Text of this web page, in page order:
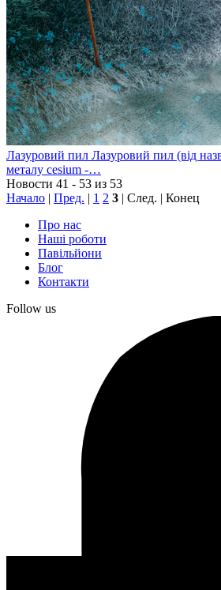
Лазуровий пил Лазуровий пил (від
металу cesium -…
Новости 41 - 53 из 53
Начало | Пред. | 1 2 3 | След. | Конец
Про нас
Наші роботи
Павільйони
Блог
Контакти
Follow us